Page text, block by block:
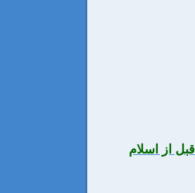
از اسلام